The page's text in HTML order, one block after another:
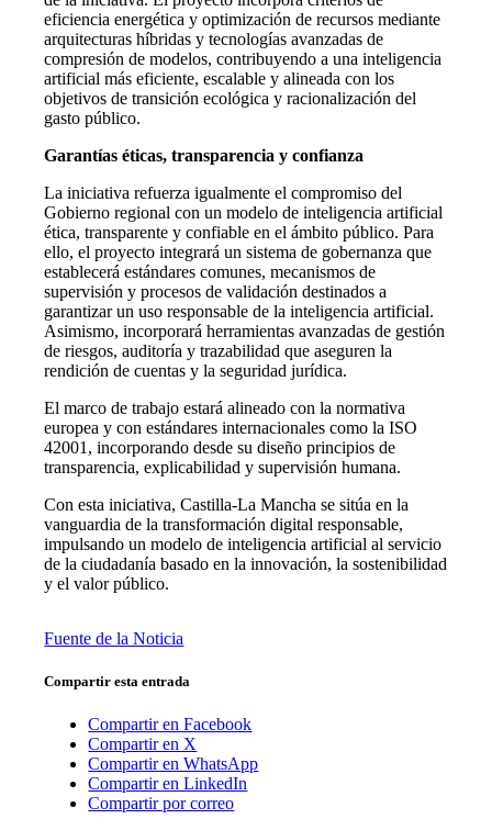
eficiencia energética y optimización de recursos mediante
arquitecturas híbridas y tecnologías avanzadas de
compresión de modelos, contribuyendo a una inteligencia
artificial más eficiente, escalable y alineada con los
objetivos de transición ecológica y racionalización del
gasto público.
Garantías éticas, transparencia y confianza
La iniciativa refuerza igualmente el compromiso del
Gobierno regional con un modelo de inteligencia artificial
ética, transparente y confiable en el ámbito público. Para
ello, el proyecto integrará un sistema de gobernanza que
establecerá estándares comunes, mecanismos de
supervisión y procesos de validación destinados a
garantizar un uso responsable de la inteligencia artificial.
Asimismo, incorporará herramientas avanzadas de gestión
de riesgos, auditoría y trazabilidad que aseguren la
rendición de cuentas y la seguridad jurídica.
El marco de trabajo estará alineado con la normativa
europea y con estándares internacionales como la ISO
42001, incorporando desde su diseño principios de
transparencia, explicabilidad y supervisión humana.
Con esta iniciativa, Castilla-La Mancha se sitúa en la
vanguardia de la transformación digital responsable,
impulsando un modelo de inteligencia artificial al servicio
de la ciudadanía basado en la innovación, la sostenibilidad
y el valor público.
Fuente de la Noticia
Compartir esta entrada
Compartir en Facebook
Compartir en X
Compartir en WhatsApp
Compartir en LinkedIn
Compartir por correo